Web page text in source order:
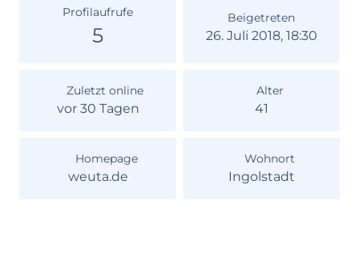
Profilaufrufe
5
Beigetreten
26. Juli 2018, 18:30
Zuletzt online
vor 30 Tagen
Alter
41
Homepage
weuta.de
Wohnort
Ingolstadt